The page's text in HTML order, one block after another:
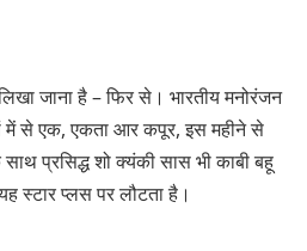
जाना है – फिर से। भारतीय मनोरंजन
में से एक, एकता आर कपूर, इस महीने से
प्रसिद्ध शो क्यंकी सास भी काबी बहू
स्टार प्लस पर लौटता है।